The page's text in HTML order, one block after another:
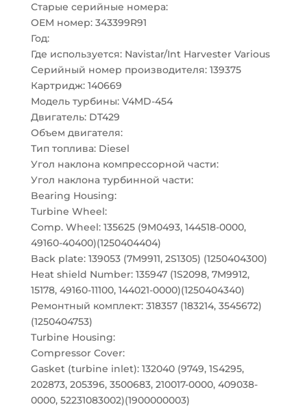
Старые серийные номера:
OEM номер: 343399R91
Год:
Где используется: Navistar/Int Harvester Various
Серийный номер производителя: 139375
Картридж: 140669
Модель турбины: V4MD-454
Двигатель: DT429
Объем двигателя:
Тип топлива: Diesel
Угол наклона компрессорной части:
Угол наклона турбинной части:
Bearing Housing:
Turbine Wheel:
Comp. Wheel: 135625 (9M0493, 144518-0000,
49160-40400)(1250404404)
Back plate: 139053 (7M9911, 2S1305) (1250404300)
Heat shield Number: 135947 (1S2098, 7M9912,
15178, 49160-11100, 144021-0000)(1250404340)
Ремонтный комплект: 318357 (183214, 3545672)
(1250404753)
Turbine Housing:
Compressor Cover:
Gasket (turbine inlet): 132040 (9749, 1S4295,
202873, 205396, 3500683, 210017-0000, 409038-
0000, 52231083002)(1900000003)